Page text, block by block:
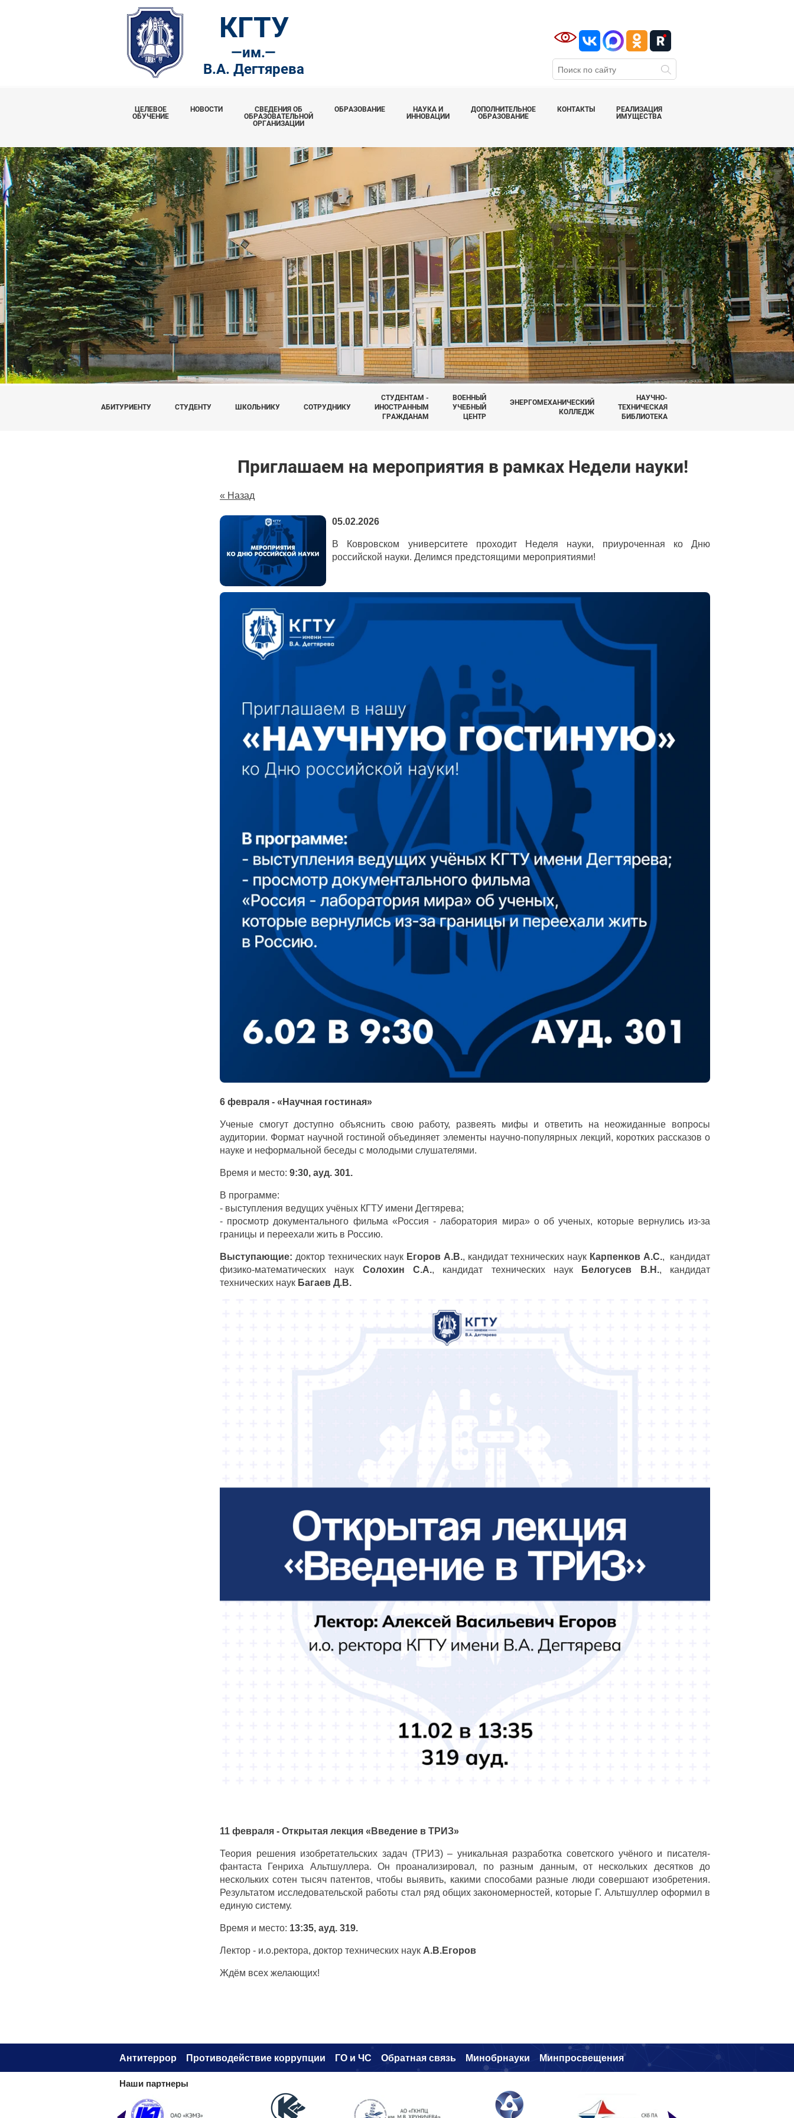
КГТУ
—им.—
В.А. Дегтярева
ЦЕЛЕВОЕ
ОБУЧЕНИЕ
НОВОСТИ
СВЕДЕНИЯ ОБ
ОБРАЗОВАТЕЛЬНОЙ
ОРГАНИЗАЦИИ
ОБРАЗОВАНИЕ
НАУКА И
ИННОВАЦИИ
ДОПОЛНИТЕЛЬНОЕ
ОБРАЗОВАНИЕ
КОНТАКТЫ
РЕАЛИЗАЦИЯ
ИМУЩЕСТВА
АБИТУРИЕНТУ СТУДЕНТУ ШКОЛЬНИКУ СОТРУДНИКУ
СТУДЕНТАМ -
ИНОСТРАННЫМ
ГРАЖДАНАМ
ВОЕННЫЙ
УЧЕБНЫЙ
ЦЕНТР
ЭНЕРГОМЕХАНИЧЕСКИЙ
КОЛЛЕДЖ
НАУЧНО-
ТЕХНИЧЕСКАЯ
БИБЛИОТЕКА
Приглашаем на мероприятия в рамках Недели науки!
« Назад
05.02.2026
В Ковровском университете проходит Неделя науки, приуроченная ко Дню
российской науки. Делимся предстоящими мероприятиями!
6 февраля - «Научная гостиная»
Ученые смогут доступно объяснить свою работу, развеять мифы и ответить на неожиданные вопросы
аудитории. Формат научной гостиной объединяет элементы научно-популярных лекций, коротких рассказов о
науке и неформальной беседы с молодыми слушателями.
Время и место: 9:30, ауд. 301.
В программе:
- выступления ведущих учёных КГТУ имени Дегтярева;
- просмотр документального фильма «Россия - лаборатория мира» о об ученых, которые вернулись из-за
границы и переехали жить в Россию.
Выступающие: доктор технических наук Егоров А.В., кандидат технических наук Карпенков А.С., кандидат
физико-математических наук Солохин С.А., кандидат технических наук Белогусев В.Н., кандидат
технических наук Багаев Д.В.
11 февраля - Открытая лекция «Введение в ТРИЗ»
Теория решения изобретательских задач (ТРИЗ) – уникальная разработка советского учёного и писателя-
фантаста Генриха Альтшуллера. Он проанализировал, по разным данным, от нескольких десятков до
нескольких сотен тысяч патентов, чтобы выявить, какими способами разные люди совершают изобретения.
Результатом исследовательской работы стал ряд общих закономерностей, которые Г. Альтшуллер оформил в
единую систему.
Время и место: 13:35, ауд. 319.
Лектор - и.о.ректора, доктор технических наук А.В.Егоров
Ждём всех желающих!
Антитеррор Противодействие коррупции ГО и ЧС Обратная связь Минобрнауки Минпросвещения
Наши партнеры